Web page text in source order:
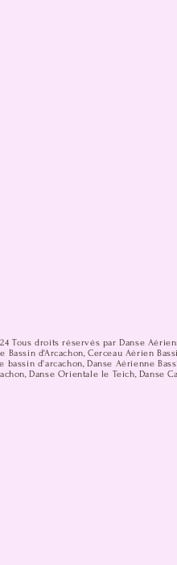
Tous droits réservés par Danse
Bassin d'Arcachon, Cerceau Aérien
bassin d'arcachon, Danse Aérienne
Danse Orientale le Teich, Danse